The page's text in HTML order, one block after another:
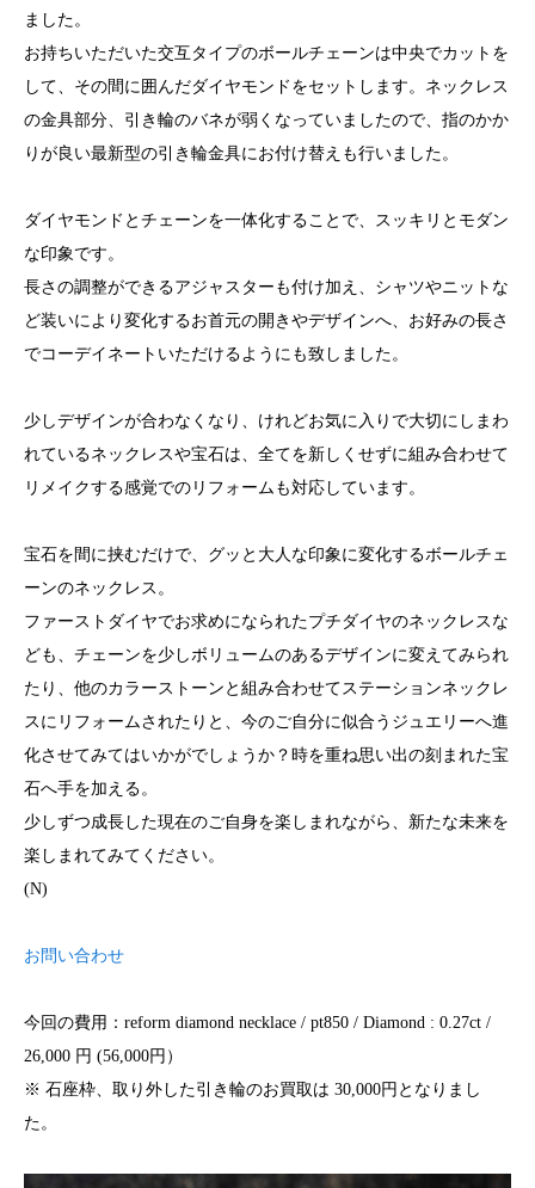
ました。
お持ちいただいた交互タイプのボールチェーンは中央でカットを
して、その間に囲んだダイヤモンドをセットします。ネックレス
の金具部分、引き輪のバネが弱くなっていましたので、指のかか
りが良い最新型の引き輪金具にお付け替えも行いました。
ダイヤモンドとチェーンを一体化することで、スッキリとモダン
な印象です。
長さの調整ができるアジャスターも付け加え、シャツやニットな
ど装いにより変化するお首元の開きやデザインへ、お好みの長さ
でコーデイネートいただけるようにも致しました。
少しデザインが合わなくなり、けれどお気に入りで大切にしまわ
れているネックレスや宝石は、全てを新しくせずに組み合わせて
リメイクする感覚でのリフォームも対応しています。
宝石を間に挟むだけで、グッと大人な印象に変化するボールチェ
ーンのネックレス。
ファーストダイヤでお求めになられたプチダイヤのネックレスな
ども、チェーンを少しボリュームのあるデザインに変えてみられ
たり、他のカラーストーンと組み合わせてステーションネックレ
スにリフォームされたりと、今のご自分に似合うジュエリーへ進
化させてみてはいかがでしょうか？時を重ね思い出の刻まれた宝
石へ手を加える。
少しずつ成長した現在のご自身を楽しまれながら、新たな未来を
楽しまれてみてください。
(N)
お問い合わせ
今回の費用：reform diamond necklace / pt850 / Diamond : 0.27ct /
26,000 円 (56,000円）
※ 石座枠、取り外した引き輪のお買取は 30,000円となりまし
た。